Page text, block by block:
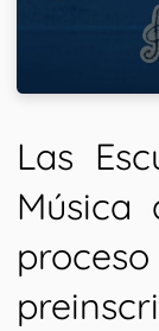
Las
Música